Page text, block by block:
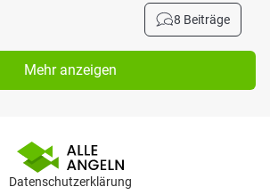
8 Beiträge
Mehr anzeigen
Datenschutzerklärung